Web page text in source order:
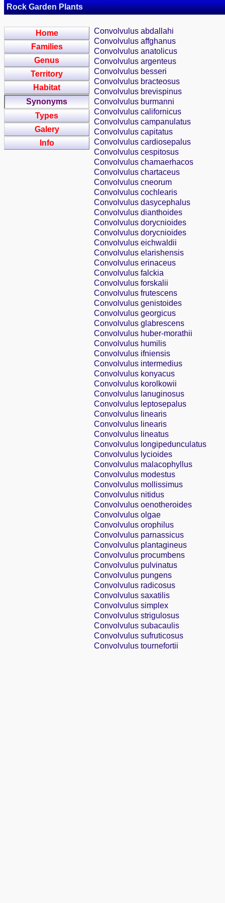
Rock Garden Plants
Home
Families
Genus
Territory
Habitat
Synonyms
Types
Galery
Info
Convolvulus abdallahi
Convolvulus affghanus
Convolvulus anatolicus
Convolvulus argenteus
Convolvulus besseri
Convolvulus bracteosus
Convolvulus brevispinus
Convolvulus burmanni
Convolvulus californicus
Convolvulus campanulatus
Convolvulus capitatus
Convolvulus cardiosepalus
Convolvulus cespitosus
Convolvulus chamaerhacos
Convolvulus chartaceus
Convolvulus cneorum
Convolvulus cochlearis
Convolvulus dasycephalus
Convolvulus dianthoides
Convolvulus dorycnioides
Convolvulus dorycnioides
Convolvulus eichwaldii
Convolvulus elarishensis
Convolvulus erinaceus
Convolvulus falckia
Convolvulus forskalii
Convolvulus frutescens
Convolvulus genistoides
Convolvulus georgicus
Convolvulus glabrescens
Convolvulus huber-morathii
Convolvulus humilis
Convolvulus ifniensis
Convolvulus intermedius
Convolvulus konyacus
Convolvulus korolkowii
Convolvulus lanuginosus
Convolvulus leptosepalus
Convolvulus linearis
Convolvulus linearis
Convolvulus lineatus
Convolvulus longipedunculatus
Convolvulus lycioides
Convolvulus malacophyllus
Convolvulus modestus
Convolvulus mollissimus
Convolvulus nitidus
Convolvulus oenotheroides
Convolvulus olgae
Convolvulus orophilus
Convolvulus parnassicus
Convolvulus plantagineus
Convolvulus procumbens
Convolvulus pulvinatus
Convolvulus pungens
Convolvulus radicosus
Convolvulus saxatilis
Convolvulus simplex
Convolvulus strigulosus
Convolvulus subacaulis
Convolvulus sufruticosus
Convolvulus tournefortii